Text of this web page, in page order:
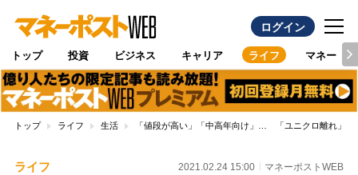
ログイン
トップ 投資 ビジネス キャリア ライフ マネー
トップ ライフ 生活 「値段が高い」「中高年向け」… 「ユニクロ離れ」す
ライフ 2021.02.24 15:00 マネーポストWEB